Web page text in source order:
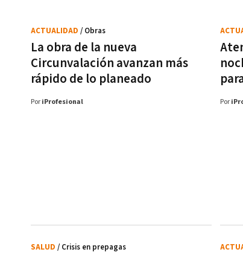
La obra de la nueva
Circunvalación avanzan más
rápido de lo planeado
ACTUALIDAD / Obras
Por iProfesional Por
SALUD / Crisis en prepagas